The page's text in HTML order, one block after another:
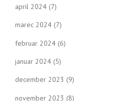
april 2024 (7)
marec 2024 (7)
februar 2024 (6)
januar 2024 (5)
december 2023 (9)
november 2023 (8)